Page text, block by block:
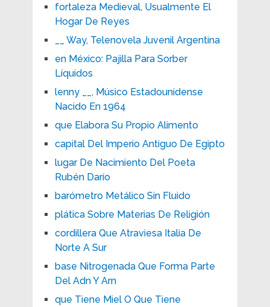
fortaleza Medieval, Usualmente El
Hogar De Reyes
__ Way, Telenovela Juvenil Argentina
en México: Pajilla Para Sorber
Líquidos
lenny __, Músico Estadounidense
Nacido En 1964
que Elabora Su Propio Alimento
capital Del Imperio Antiguo De Egipto
lugar De Nacimiento Del Poeta
Rubén Darío
barómetro Metálico Sin Fluido
plática Sobre Materias De Religión
cordillera Que Atraviesa Italia De
Norte A Sur
base Nitrogenada Que Forma Parte
Del Adn Y Arn
que Tiene Miel O Que Tiene